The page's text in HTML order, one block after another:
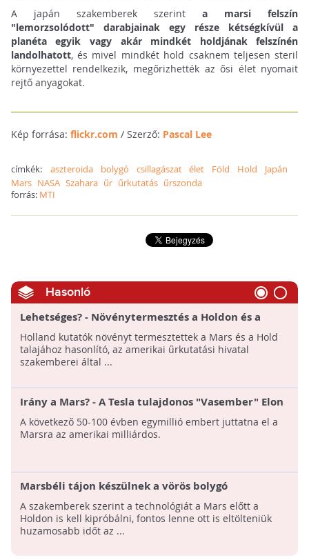
A japán szakemberek szerinta marsi felszín
"lemorzsolódott" darabjainak egy része kétségkívül a
planéta egyik vagy akár mindkét holdjának felszínén
landolhatott, és mivel mindkét hold csaknem teljesen steril
környezettel rendelkezik, megőrizhették az ősi élet nyomait
rejtő anyagokat.
Kép forrása: flickr.com / Szerző: Pascal Lee
címkék: aszteroida bolygó csillagászat élet Föld Hold
Japán
Mars NASA Szahara űr űrkutatás űrszonda
forrás: MTI
Hasonló
Lehetséges? - Növénytermesztés a Holdon és a
Marson
Holland kutatók növényt termesztettek a Mars és a Hold
talajához hasonlító, az amerikai űrkutatási hivatal
szakemberei által ...
Irány a Mars? - A Tesla tulajdonos "Vasember" Elon
Musk egymillió embert juttatna el a vörös bolygóra
A következő 50-100 évben egymillió embert juttatna el a
Marsra az amerikai milliárdos.
Marsbéli tájon készülnek a vörös bolygó
meghódítására Spanyolországban
A szakemberek szerint a technológiát a Mars előtt a
Holdon is kell kipróbálni, fontos lenne ott is eltölteniük
huzamosabb időt az ...